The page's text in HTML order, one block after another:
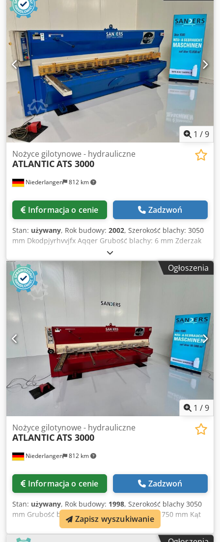
1 /9
Niederlangen 812 km
Nożyce gilotynowe - hydrauliczne
ATLANTICATS 3000
Informacja o cenie Zadzwoń
Stan: używany, Rok budowy: 2002, Szerokość blachy: 3050
mm Dkodpjyrhvvjfx Aqqer Grubość blachy: 6 mm Zderzak
tylni: 1000 mm Kąt cięcia: 0,5 - 3 ° Dociski: 18 szt. Liczba
suwów: 9-17 suwów/min Zapotrzebowanie mocy całkowitej:
7,5 kW Wymiary (dł. x szer. x wys.): ok. 3800 x 2000 x 1600
mm Waga: 4500 kg Wyposażenie: - elektryczny zderzak
tylni - elektryczna regulacja kąta cięcia - ręczna regulacja
szczeliny cięcia - sterowanie SP 9 - osłona bezpieczeństwa
za maszyną z barierką świetlną - przednia osłona palców -
1x zderzak boczny - instrukcja obsługi
Ogłoszenia
1 /9
Niederlangen 812 km
Nożyce gilotynowe - hydrauliczne
ATLANTICATS 3000
Informacja o cenie Zadzwoń
Stan: używany, Rok budowy: 1998, Szerokość blachy 3050
mm Grubość blachy 6 mm Tylny zderzak 10 - 750 mm Kąt
cięcia 0,5 - 3 ° Dociski 18 szt. Liczba suwów 9 / 14
suwów/min Całkowite zapotrzebowanie na moc 7,5 kW
Zapisz wyszukiwanie